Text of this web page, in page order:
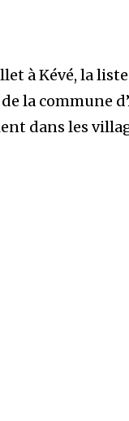
à Kévé, la liste
la commune
dans les